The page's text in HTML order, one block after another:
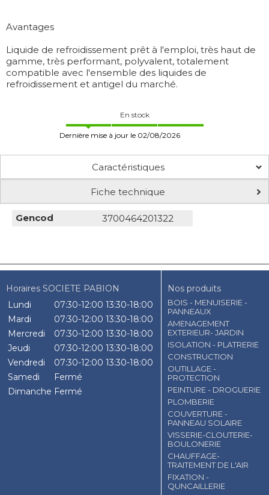
Avantages
Liquide de refroidissement prêt à l'emploi, très haut de
gamme, très performant, polyvalent, totalement
compatible avec l'ensemble des liquides de
refroidissement et antigel du marché.
En stock
Dernière mise à jour le 02/08/2026
Caractéristiques
Fiche technique
Gencod 3700464201322
Horaires SOCIETE PABION
Lundi
07:30-12:00 13:30-18:00
Mardi
07:30-12:00 13:30-18:00
Mercredi
07:30-12:00 13:30-18:00
Jeudi
07:30-12:00 13:30-18:00
Vendredi
07:30-12:00 13:30-18:00
Samedi
Fermé
Dimanche Fermé
Nos produits
BOIS - MENUISERIE -
PANNEAUX
AMENAGEMENT
EXTERIEUR- JARDIN
ISOLATION - PLATRERIE
CONSTRUCTION
OUTILLAGE -
PROTECTION
PEINTURE - DROGUERIE
PLOMBERIE
COUVERTURE -
PANNEAU SOLAIRE
VISSERIE-CLOUTERIE-
BOULONERIE
CHAUFFAGE-
TRAITEMENT DE L'AIR
FIXATION -
QUNCAILLERIE